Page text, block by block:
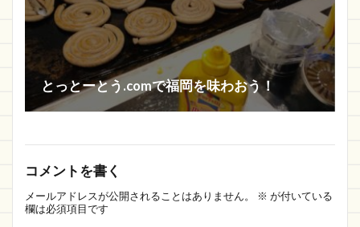
とっとーとう.comで福岡を味わおう！
コメントを書く
メールアドレスが公開されることはありません。 ※ が付いている
欄は必須項目です